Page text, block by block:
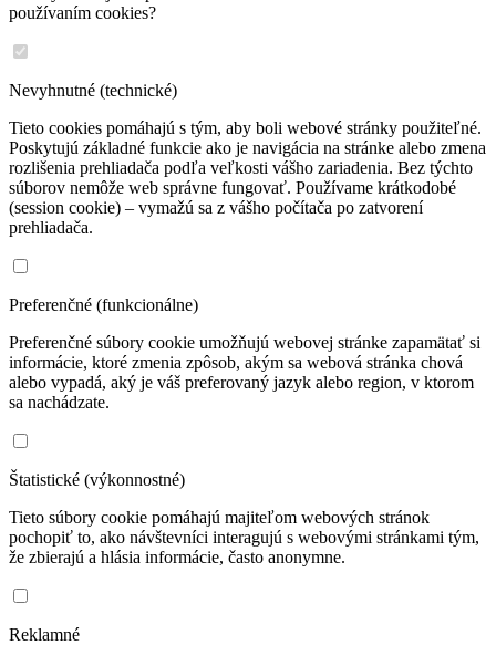
používaním cookies?
Nevyhnutné (technické)
Tieto cookies pomáhajú s tým, aby boli webové stránky použiteľné.
Poskytujú základné funkcie ako je navigácia na stránke alebo zmena
rozlišenia prehliadača podľa veľkosti vášho zariadenia. Bez týchto
súborov nemôže web správne fungovať. Používame krátkodobé
(session cookie) – vymažú sa z vášho počítača po zatvorení
prehliadača.
Preferenčné (funkcionálne)
Preferenčné súbory cookie umožňujú webovej stránke zapamätať si
informácie, ktoré zmenia zpôsob, akým sa webová stránka chová
alebo vypadá, aký je váš preferovaný jazyk alebo region, v ktorom
sa nachádzate.
Štatistické (výkonnostné)
Tieto súbory cookie pomáhajú majiteľom webových stránok
pochopiť to, ako návštevníci interagujú s webovými stránkami tým,
že zbierajú a hlásia informácie, často anonymne.
Reklamné